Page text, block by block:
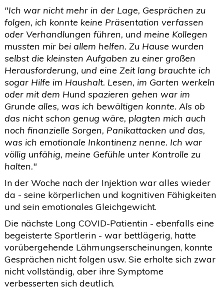
"Ich war nicht mehr in der Lage, Gesprächen zu
folgen, ich konnte keine Präsentation verfassen
oder Verhandlungen führen, und meine Kollegen
mussten mir bei allem helfen. Zu Hause wurden
selbst die kleinsten Aufgaben zu einer großen
Herausforderung, und eine Zeit lang brauchte ich
sogar Hilfe im Haushalt. Lesen, im Garten werkeln
oder mit dem Hund spazieren gehen war im
Grunde alles, was ich bewältigen konnte. Als ob
das nicht schon genug wäre, plagten mich auch
noch finanzielle Sorgen, Panikattacken und das,
was ich emotionale Inkontinenz nenne. Ich war
völlig unfähig, meine Gefühle unter Kontrolle zu
halten."
In der Woche nach der Injektion war alles wieder
da - seine körperlichen und kognitiven Fähigkeiten
und sein emotionales Gleichgewicht.
Die nächste Long COVID-Patientin - ebenfalls eine
begeisterte Sportlerin - war bettlägerig, hatte
vorübergehende Lähmungserscheinungen, konnte
Gesprächen nicht folgen usw. Sie erholte sich zwar
nicht vollständig, aber ihre Symptome
verbesserten sich deutlich.